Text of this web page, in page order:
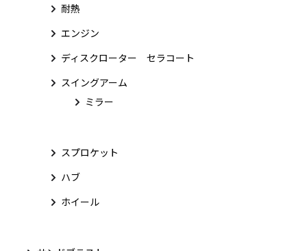
耐熱
エンジン
ディスクローター セラコート
スイングアーム
ミラー
スプロケット
ハブ
ホイール